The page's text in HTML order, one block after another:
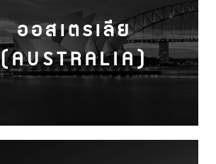
ออสเตรเลีย
(AUSTRALIA)